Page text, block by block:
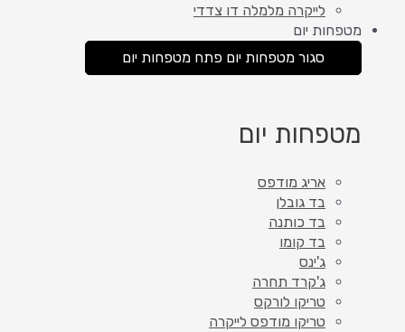
לייקרה מלמלה דו צדדי
מטפחות יום
סגור מטפחות יום פתח מטפחות יום
מטפחות יום
אריג מודפס
בד גובלן
בד כותנה
בד קומו
ג'ינס
ג'קרד תחרה
טריקו לורקס
טריקו מודפס לייקרה